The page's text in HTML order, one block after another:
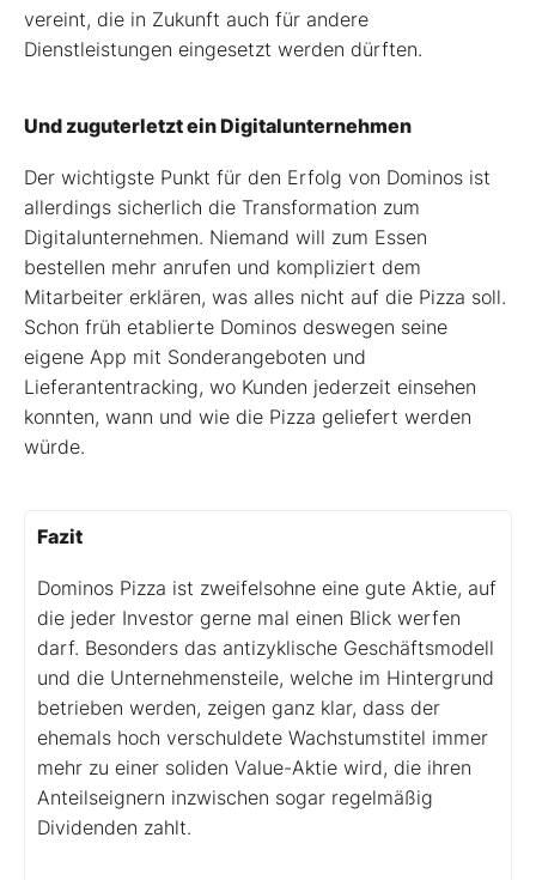
vereint, die in Zukunft auch für andere
Dienstleistungen eingesetzt werden dürften.
Und zuguterletzt ein Digitalunternehmen
Der wichtigste Punkt für den Erfolg von Dominos ist
allerdings sicherlich die Transformation zum
Digitalunternehmen. Niemand will zum Essen
bestellen mehr anrufen und kompliziert dem
Mitarbeiter erklären, was alles nicht auf die Pizza soll.
Schon früh etablierte Dominos deswegen seine
eigene App mit Sonderangeboten und
Lieferantentracking, wo Kunden jederzeit einsehen
konnten, wann und wie die Pizza geliefert werden
würde.
Fazit
Dominos Pizza ist zweifelsohne eine gute Aktie, auf
die jeder Investor gerne mal einen Blick werfen
darf. Besonders das antizyklische Geschäftsmodell
und die Unternehmensteile, welche im Hintergrund
betrieben werden, zeigen ganz klar, dass der
ehemals hoch verschuldete Wachstumstitel immer
mehr zu einer soliden Value-Aktie wird, die ihren
Anteilseignern inzwischen sogar regelmäßig
Dividenden zahlt.